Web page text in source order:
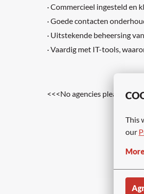
This
our
· Commercieel ingesteld en
· Goede contacten
· Uitstekende beheersing
· Vaardig met IT-tools,
<<<No agencies please>>>